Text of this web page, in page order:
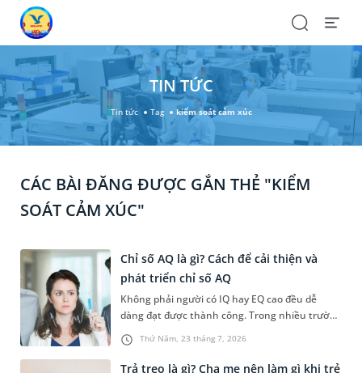
SearchOpen
TIN TỨC
Tin tức Tag kiểm soát cảm xúc
CÁC BÀI ĐĂNG ĐƯỢC GẮN THẺ "KIỂM
SOÁT CẢM XÚC"
Thứ Năm, 23 tháng 7, 2026
Chỉ số AQ là gì? Cách để cải thiện và
phát triển chỉ số AQ
Không phải người có IQ hay EQ cao đều dễ
dàng đạt được thành công. Trong nhiều trường
hợp, khả năng đứng vững trước áp lực, thích
nghi với nghịch cảnh và không bỏ cuộc mới là
yếu tố tạo nên sự khác biệt. Đây cũng chính là
Trả treo là gì? Cha mẹ nên làm gì khi trẻ